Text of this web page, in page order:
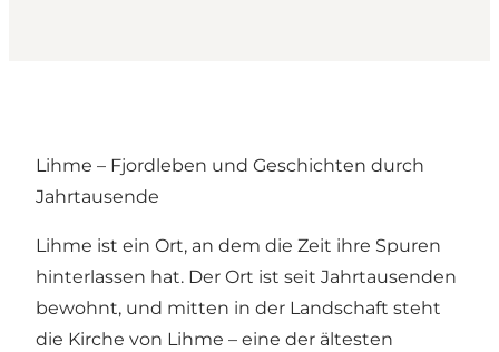
Lihme – Fjordleben und Geschichten durch
Jahrtausende
Lihme ist ein Ort, an dem die Zeit ihre Spuren
hinterlassen hat. Der Ort ist seit Jahrtausenden
bewohnt, und mitten in der Landschaft steht
die Kirche von Lihme – eine der ältesten